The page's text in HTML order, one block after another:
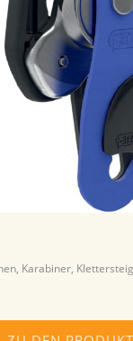
Karabiner,